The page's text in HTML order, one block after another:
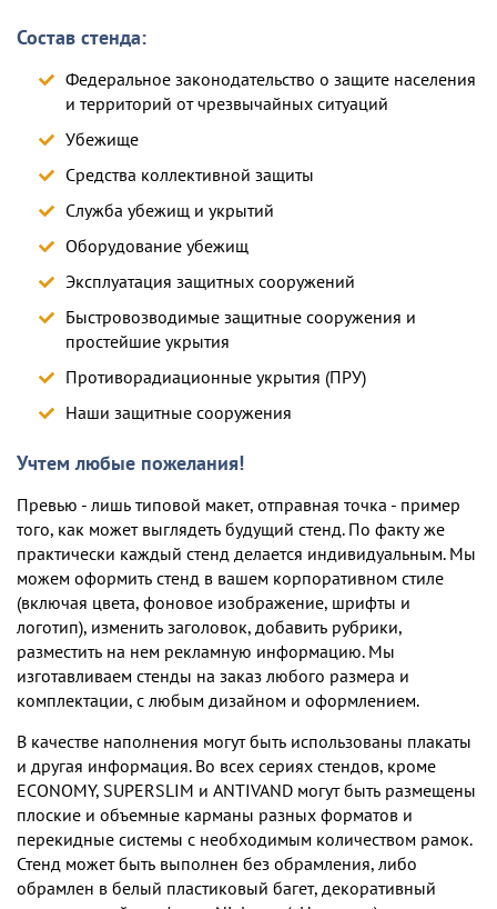
Состав стенда:
Федеральное законодательство о защите населения
и территорий от чрезвычайных ситуаций
Убежище
Средства коллективной защиты
Служба убежищ и укрытий
Оборудование убежищ
Эксплуатация защитных сооружений
Быстровозводимые защитные сооружения и
простейшие укрытия
Противорадиационные укрытия (ПРУ)
Наши защитные сооружения
Учтем любые пожелания!
Превью - лишь типовой макет, отправная точка - пример
того, как может выглядеть будущий стенд. По факту же
практически каждый стенд делается индивидуальным. Мы
можем оформить стенд в вашем корпоративном стиле
(включая цвета, фоновое изображение, шрифты и
логотип), изменить заголовок, добавить рубрики,
разместить на нем рекламную информацию. Мы
изготавливаем стенды на заказ любого размера и
комплектации, c любым дизайном и оформлением.
В качестве наполнения могут быть использованы плакаты
и другая информация. Во всех сериях стендов, кроме
ECONOMY, SUPERSLIM и ANTIVAND могут быть размещены
плоские и объемные карманы разных форматов и
перекидные системы с необходимым количеством рамок.
Стенд может быть выполнен без обрамления, либо
обрамлен в белый пластиковый багет, декоративный